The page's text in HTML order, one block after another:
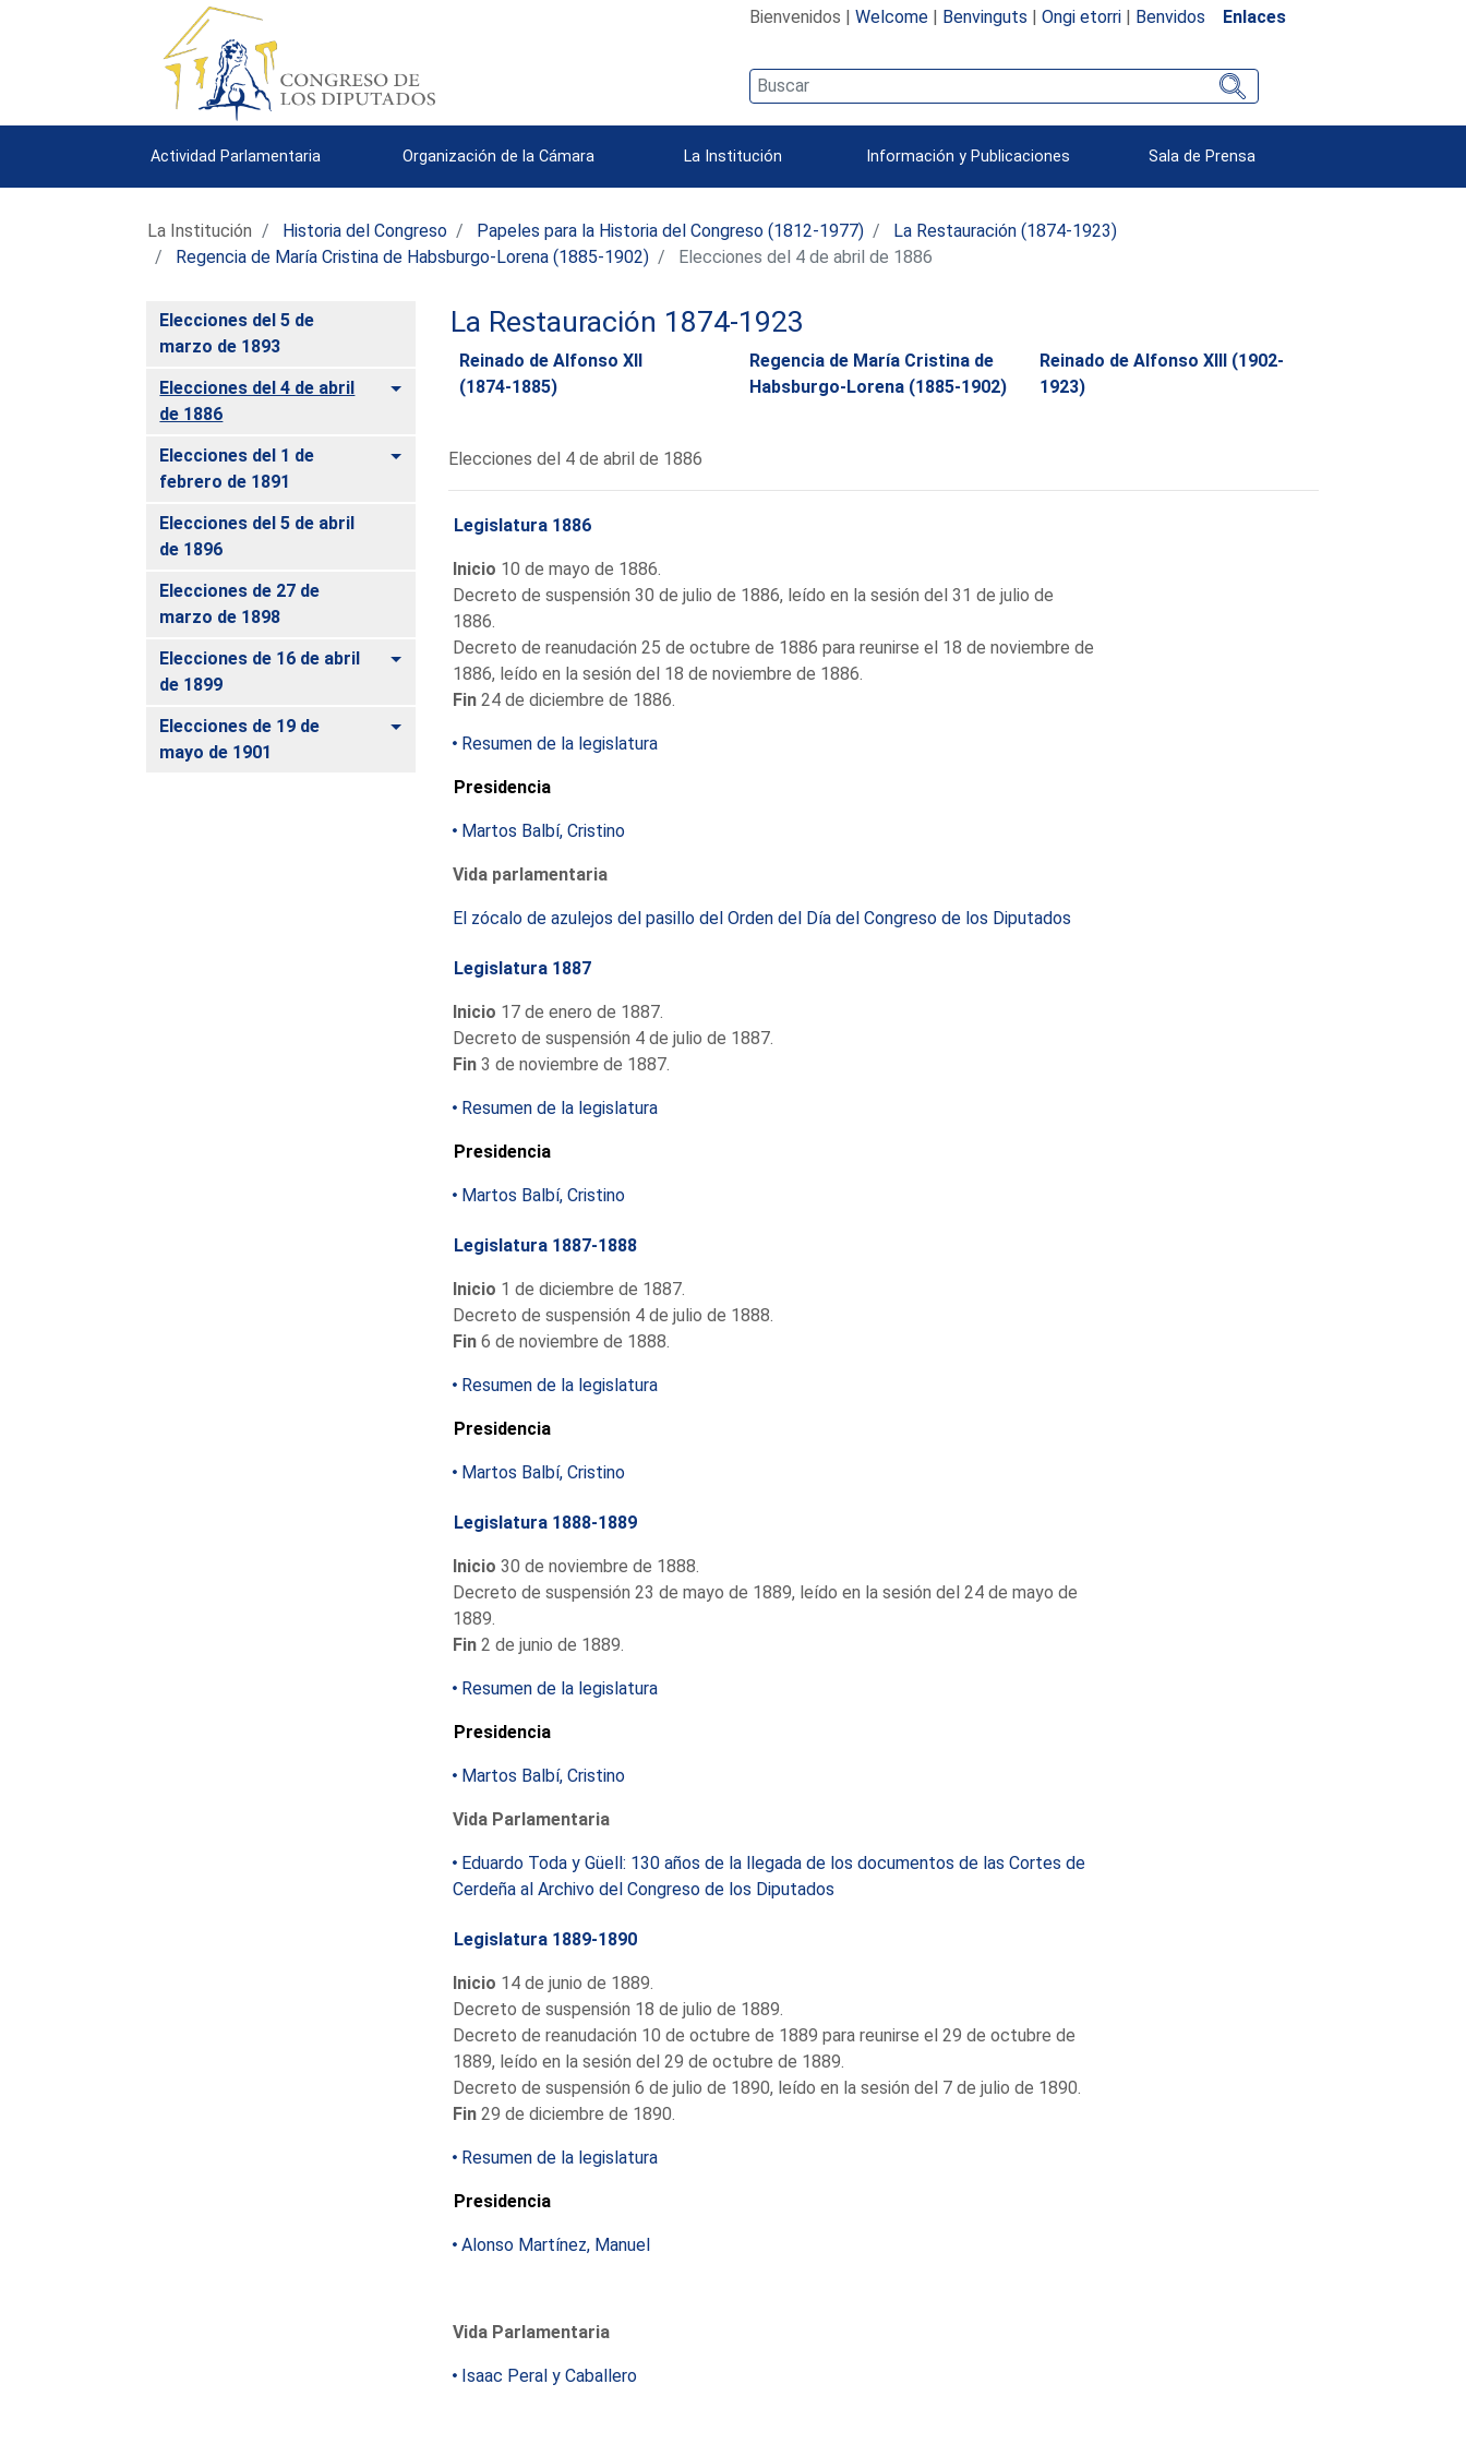
Bienvenidos | Welcome| Benvinguts | Ongi etorri| Benvidos Enlaces
Actividad Parlamentaria Organización de la Cámara La Institución Información y Publicaciones Sala de Prensa
La Institución Historia del Congreso Papeles para la Historia del Congreso (1812-1977)
La Restauración (1874-1923)
Regencia de María Cristina de Habsburgo-Lorena (1885-1902)
Elecciones del 4 de abril de 1886
Elecciones del 5 de
marzo de 1893
Elecciones del 4 de abril
de 1886
Alternar
Elecciones del 1 de
febrero de 1891
Alternar
Elecciones del 5 de abril
de 1896
Elecciones de 27 de
marzo de 1898
Elecciones de 16 de abril
de 1899
Alternar
Elecciones de 19 de
mayo de 1901
Alternar
La Restauración 1874-1923
Reinado de Alfonso XII
(1874-1885)
Regencia de María Cristina de
Habsburgo-Lorena (1885-1902)
Reinado de Alfonso XIII (1902-
1923)
Elecciones del 4 de abril de 1886
Legislatura 1886
Inicio 10 de mayo de 1886.
Decreto de suspensión 30 de julio de 1886, leído en la sesión del 31 de julio de
1886.
Decreto de reanudación 25 de octubre de 1886 para reunirse el 18 de noviembre de
1886, leído en la sesión del 18 de noviembre de 1886.
Fin24 de diciembre de 1886.
Resumen de la legislatura
Presidencia
Martos Balbí, Cristino
Vida parlamentaria
El zócalo de azulejos del pasillo del Orden del Día del Congreso de los Diputados
Legislatura 1887
Inicio 17 de enero de 1887.
Decreto de suspensión 4 de julio de 1887.
Fin3 de noviembre de 1887.
Resumen de la legislatura
Presidencia
Martos Balbí, Cristino
Legislatura 1887-1888
Inicio 1 de diciembre de 1887.
Decreto de suspensión 4 de julio de 1888.
Fin6 de noviembre de 1888.
Resumen de la legislatura
Presidencia
Martos Balbí, Cristino
Legislatura 1888-1889
Inicio 30 de noviembre de 1888.
Decreto de suspensión 23 de mayo de 1889, leído en la sesión del 24 de mayo de
1889.
Fin2 de junio de 1889.
Resumen de la legislatura
Presidencia
Martos Balbí, Cristino
Vida Parlamentaria
Eduardo Toda y Güell: 130 años de la llegada de los documentos de las Cortes de
Cerdeña al Archivo del Congreso de los Diputados
Legislatura 1889-1890
Inicio 14 de junio de 1889.
Decreto de suspensión 18 de julio de 1889.
Decreto de reanudación 10 de octubre de 1889 para reunirse el 29 de octubre de
1889, leído en la sesión del 29 de octubre de 1889.
Decreto de suspensión 6 de julio de 1890, leído en la sesión del 7 de julio de 1890.
Fin29 de diciembre de 1890.
Resumen de la legislatura
Presidencia
Alonso Martínez, Manuel
Vida Parlamentaria
Isaac Peral y Caballero